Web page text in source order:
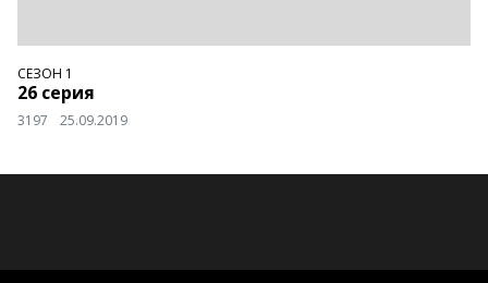
СЕЗОН 1
26 серия
3197 25.09.2019